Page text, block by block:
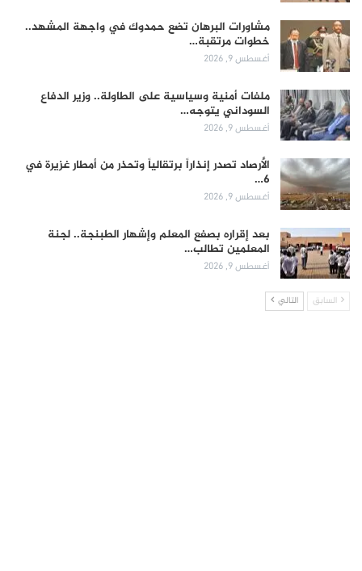
مشاورات البرهان تضع حمدوك في واجهة المشهد..
خطوات مرتقبة…
أغسطس 9, 2026
ملفات أمنية وسياسية على الطاولة.. وزير الدفاع
السوداني يتوجه…
أغسطس 9, 2026
الأرصاد تصدر إنذاراً برتقالياً وتحذر من أمطار غزيرة في
6…
أغسطس 9, 2026
بعد إقراره بصفع المعلم وإشهار الطبنجة.. لجنة
المعلمين تطالب…
أغسطس 9, 2026
السابق التالي